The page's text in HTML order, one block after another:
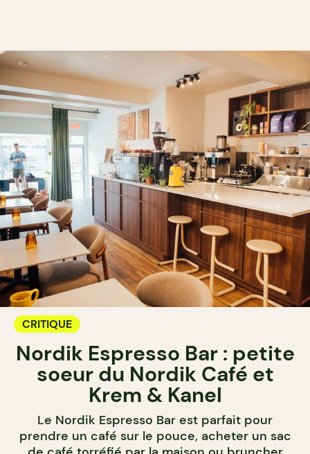
CRITIQUE
Nordik Espresso Bar : petite
soeur du Nordik Café et
Krem & Kanel
Le Nordik Espresso Bar est parfait pour
prendre un café sur le pouce, acheter un sac